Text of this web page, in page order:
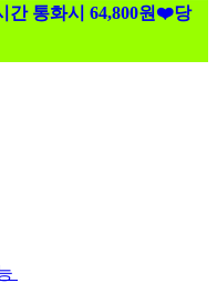
간 통화시 64,800원❤️당